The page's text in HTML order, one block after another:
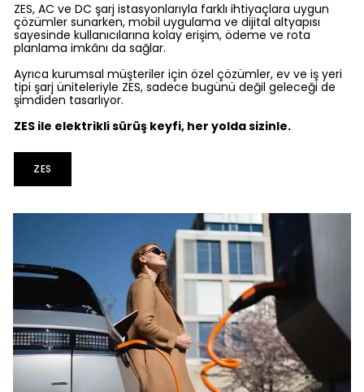
ZES, AC ve DC şarj istasyonlarıyla farklı ihtiyaçlara uygun
çözümler sunarken, mobil uygulama ve dijital altyapısı
sayesinde kullanıcılarına kolay erişim, ödeme ve rota
planlama imkânı da sağlar.
Ayrıca kurumsal müşteriler için özel çözümler, ev ve iş yeri
tipi şarj üniteleriyle ZES, sadece bugünü değil geleceği de
şimdiden tasarlıyor.
ZES ile elektrikli sürüş keyfi, her yolda sizinle.
ZES